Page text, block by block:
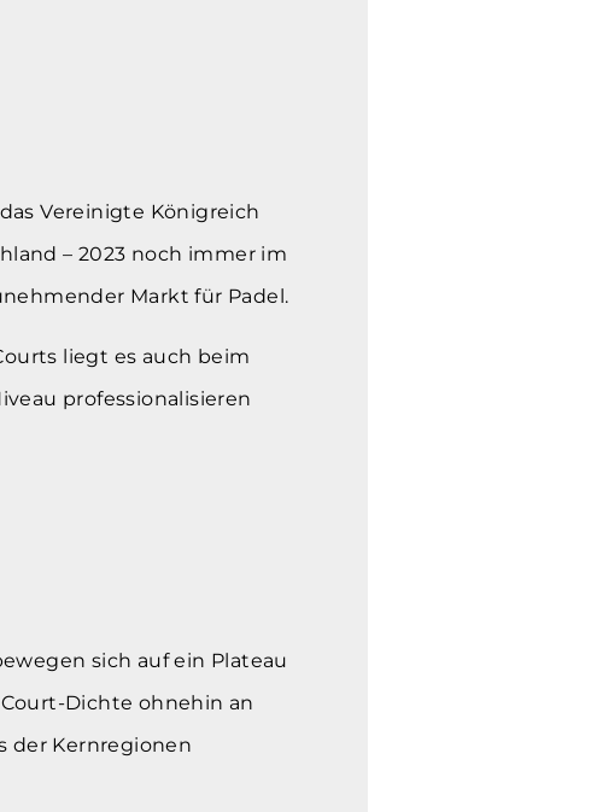
Vereinigte Königreich
– 2023 noch immer im
Markt für Padel.
liegt es auch beim
professionalisieren
sich auf ein Plateau
Dichte ohnehin an
der Kernregionen